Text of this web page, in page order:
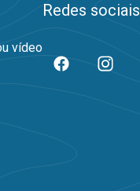
vídeo
Redes sociais